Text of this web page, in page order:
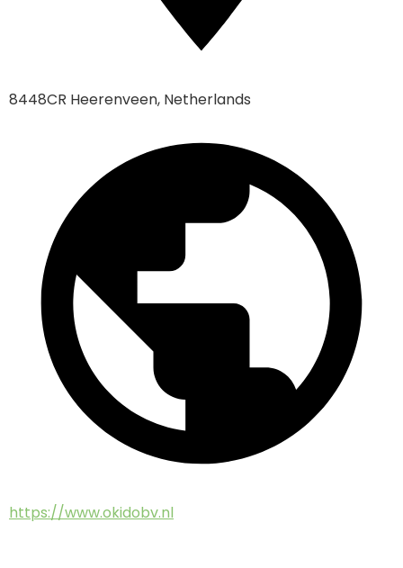
8448CR Heerenveen, Netherlands
https://www.okidobv.nl